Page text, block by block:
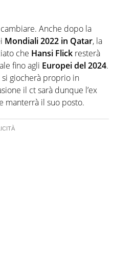
Anche dopo la
Mondiali 2022 in Qatar, la
che Hansi Flick resterà
fino agli Europei del 2024.
giocherà proprio in
il ct sarà dunque l’ex
manterrà il suo posto.